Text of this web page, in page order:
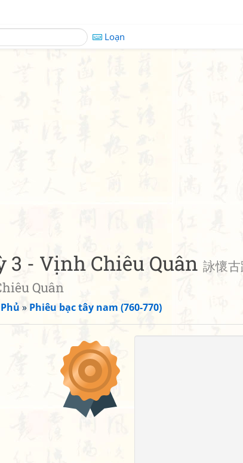
Loạn
- Vịnh Chiêu Quân 詠懷
Quân
» Phiêu bạc tây nam (760-770)